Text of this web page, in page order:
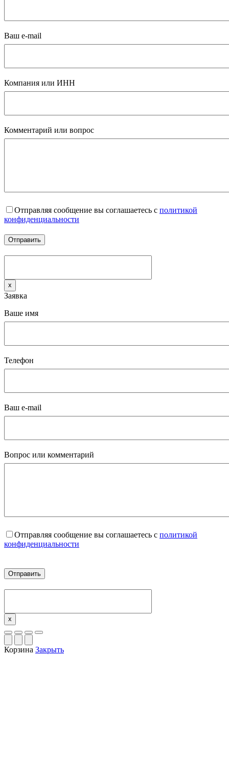
Ваш e-mail
Компания или ИНН
Комментарий или вопрос
Отправляя сообщение вы соглашаетесь с политикой
конфиденциальности
x
Заявка
Ваше имя
Телефон
Ваш e-mail
Вопрос или комментарий
Отправляя сообщение вы соглашаетесь с политикой
конфиденциальности
x
Корзина Закрыть